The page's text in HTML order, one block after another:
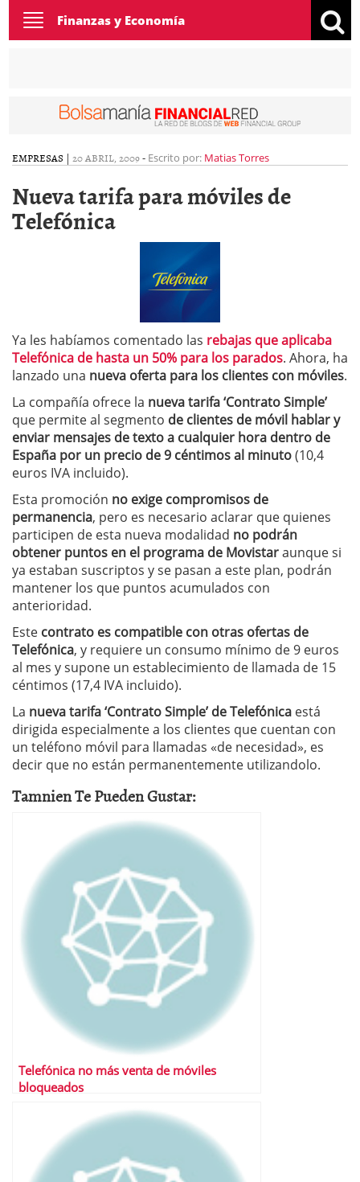
Toggle
navigation
Finanzas y Economía
EMPRESAS | 20 ABRIL, 2009- Escrito por: Matias Torres
Nueva tarifa para móviles de
Telefónica
Ya les habíamos comentado las rebajas que aplicaba
Telefónica de hasta un 50% para los parados. Ahora, ha
lanzado una nueva oferta para los clientes con móviles.
La compañía ofrece la nueva tarifa ‘Contrato Simple’
que permite al segmento de clientes de móvil hablar y
enviar mensajes de texto a cualquier hora dentro de
España por un precio de 9 céntimos al minuto(10,4
euros IVA incluido).
Esta promoción no exige compromisos de
permanencia, pero es necesario aclarar que quienes
participen de esta nueva modalidad no podrán
obtener puntos en el programa de Movistaraunque si
ya estaban suscriptos y se pasan a este plan, podrán
mantener los que puntos acumulados con
anterioridad.
Este contrato es compatible con otras ofertas de
Telefónica, y requiere un consumo mínimo de 9 euros
al mes y supone un establecimiento de llamada de 15
céntimos (17,4 IVA incluido).
La nueva tarifa ‘Contrato Simple’ deTelefónica está
dirigida especialmente a los clientes que cuentan con
un teléfono móvil para llamadas «de necesidad», es
decir que no están permanentemente utilizandolo.
Tamnien Te Pueden Gustar:
Telefónica no más venta de móviles
bloqueados